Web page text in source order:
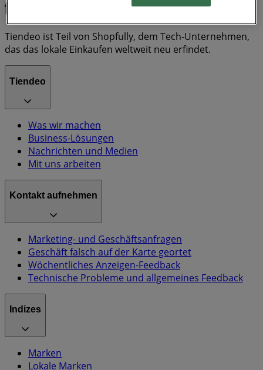
Tiendeo ist Teil von Shopfully, dem Tech-Unternehmen,
das das lokale Einkaufen weltweit neu erfindet.
Tiendeo
Was wir machen
Business-Lösungen
Nachrichten und Medien
Mit uns arbeiten
Kontakt aufnehmen
Marketing- und Geschäftsanfragen
Geschäft falsch auf der Karte geortet
Wöchentliches Anzeigen-Feedback
Technische Probleme und allgemeines Feedback
Indizes
Marken
Lokale Marken